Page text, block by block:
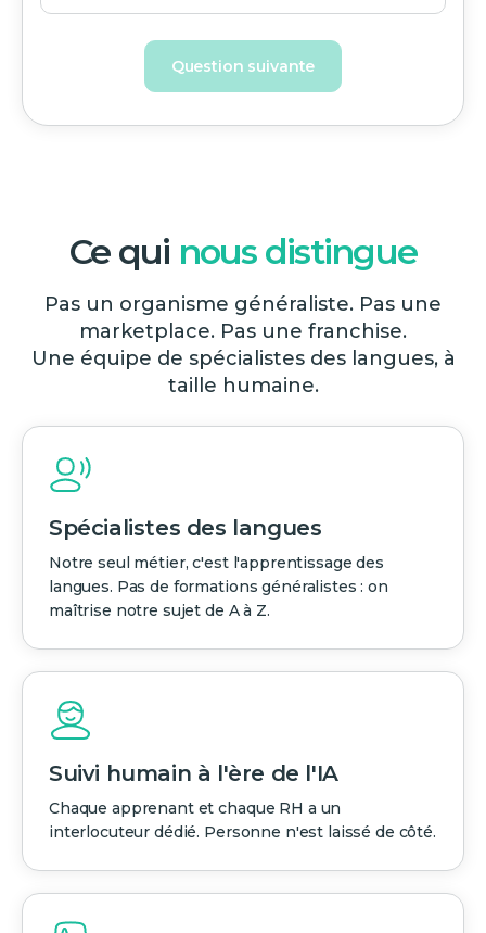
Question suivante
Ce qui nous distingue
Pas un organisme généraliste. Pas une
marketplace. Pas une franchise.
Une équipe de spécialistes des langues, à
taille humaine.
Spécialistes des langues
Notre seul métier, c'est l'apprentissage des
langues. Pas de formations généralistes : on
maîtrise notre sujet de A à Z.
Suivi humain à l'ère de l'IA
Chaque apprenant et chaque RH a un
interlocuteur dédié. Personne n'est laissé de côté.